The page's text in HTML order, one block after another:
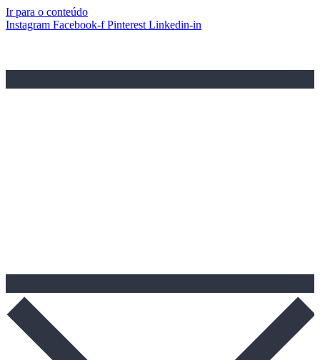
Ir para o conteúdo
Instagram Facebook-f Pinterest Linkedin-in